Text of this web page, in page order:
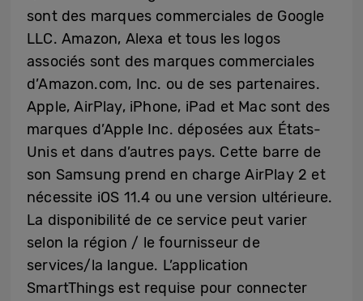
sont des marques commerciales de Google
LLC. Amazon, Alexa et tous les logos
associés sont des marques commerciales
d’Amazon.com, Inc. ou de ses partenaires.
Apple, AirPlay, iPhone, iPad et Mac sont des
marques d’Apple Inc. déposées aux États-
Unis et dans d’autres pays. Cette barre de
son Samsung prend en charge AirPlay 2 et
nécessite iOS 11.4 ou une version ultérieure.
La disponibilité de ce service peut varier
selon la région / le fournisseur de
services/la langue. L’application
SmartThings est requise pour connecter